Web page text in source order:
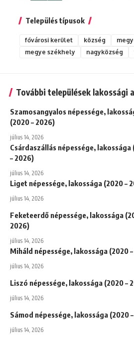
Település típusok
fővárosi kerület község
megye székhely
nagyközség
További települések lakossági
Szamosangyalos népessége,
(2020 – 2026)
július 14, 2026
Csárdaszállás népessége, lakossága
– 2026)
július 14, 2026
Liget népessége, lakossága (2020 –
július 14, 2026
Feketeerdő népessége, lakossága
2026)
július 14, 2026
Miháld népessége, lakossága (2020
július 14, 2026
Liszó népessége, lakossága (2020 –
július 14, 2026
Sámod népessége, lakossága (2020
július 14, 2026